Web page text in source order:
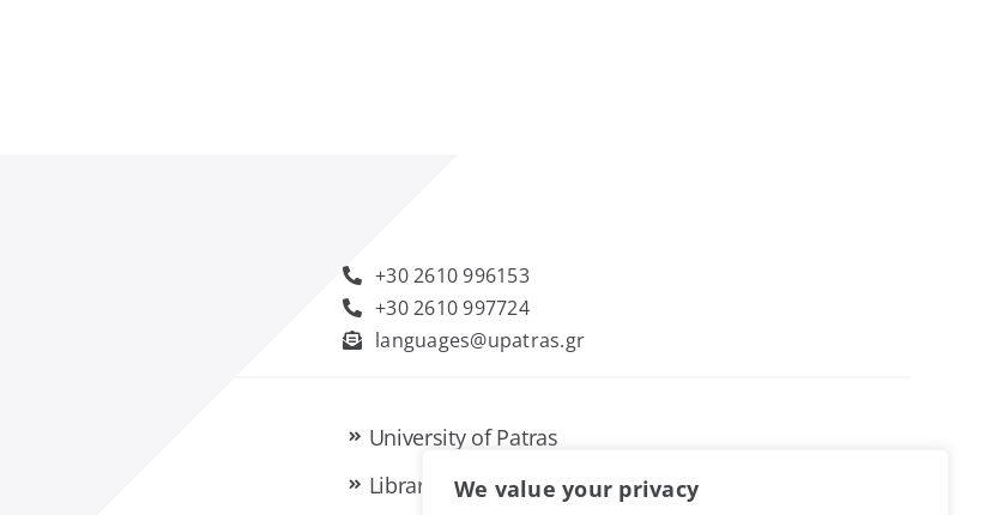
We value your privacy
+30 2610 996153
+30 2610 997724
languages@upatras.gr
University of Patras
Library and Information Center